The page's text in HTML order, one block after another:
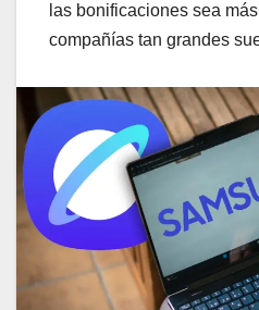
las bonificaciones sea
compañías tan grandes